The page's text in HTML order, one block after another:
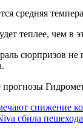
средняя
теплее, чем
сюрпризов
прогнозы
снижение
сбила пешехода